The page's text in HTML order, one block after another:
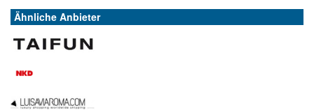
Ähnliche Anbieter